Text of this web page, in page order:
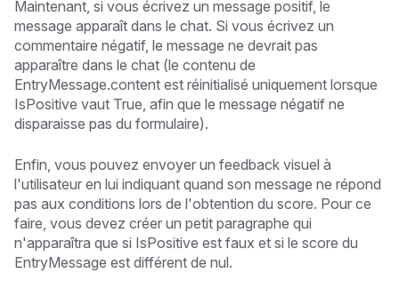
Maintenant, si vous écrivez un message positif, le
message apparaît dans le chat. Si vous écrivez un
commentaire négatif, le message ne devrait pas
apparaître dans le chat (le contenu de
EntryMessage.content est réinitialisé uniquement lorsque
IsPositive vaut True, afin que le message négatif ne
disparaisse pas du formulaire).
Enfin, vous pouvez envoyer un feedback visuel à
l'utilisateur en lui indiquant quand son message ne répond
pas aux conditions lors de l'obtention du score. Pour ce
faire, vous devez créer un petit paragraphe qui
n'apparaîtra que si IsPositive est faux et si le score du
EntryMessage est différent de nul.